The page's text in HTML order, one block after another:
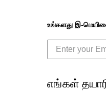
உங்களது இ-
எங்கள்